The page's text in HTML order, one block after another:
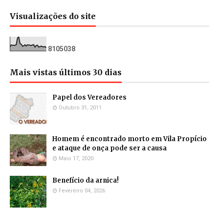
Visualizações do site
81 05038
Mais vistas últimos 30 dias
Papel dos Vereadores
Outubro 31, 2011
Homem é encontrado morto em Vila Propício
e ataque de onça pode ser a causa
Maio 17, 2020
Benefício da arnica!
Fevereiro 04, 2026